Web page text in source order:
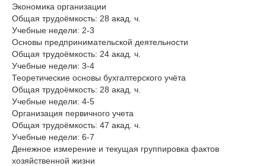
Экономика организации
Общая трудоёмкость: 28 акад. ч.
Учебные недели: 2-3
Основы предпринимательской деятельности
Общая трудоёмкость: 24 акад. ч.
Учебные недели: 3-4
Теоретические основы бухгалтерского учёта
Общая трудоёмкость: 28 акад. ч.
Учебные недели: 4-5
Организация первичного учета
Общая трудоёмкость: 47 акад. ч.
Учебные недели: 6-7
Денежное измерение и текущая группировка фактов
хозяйственной жизни